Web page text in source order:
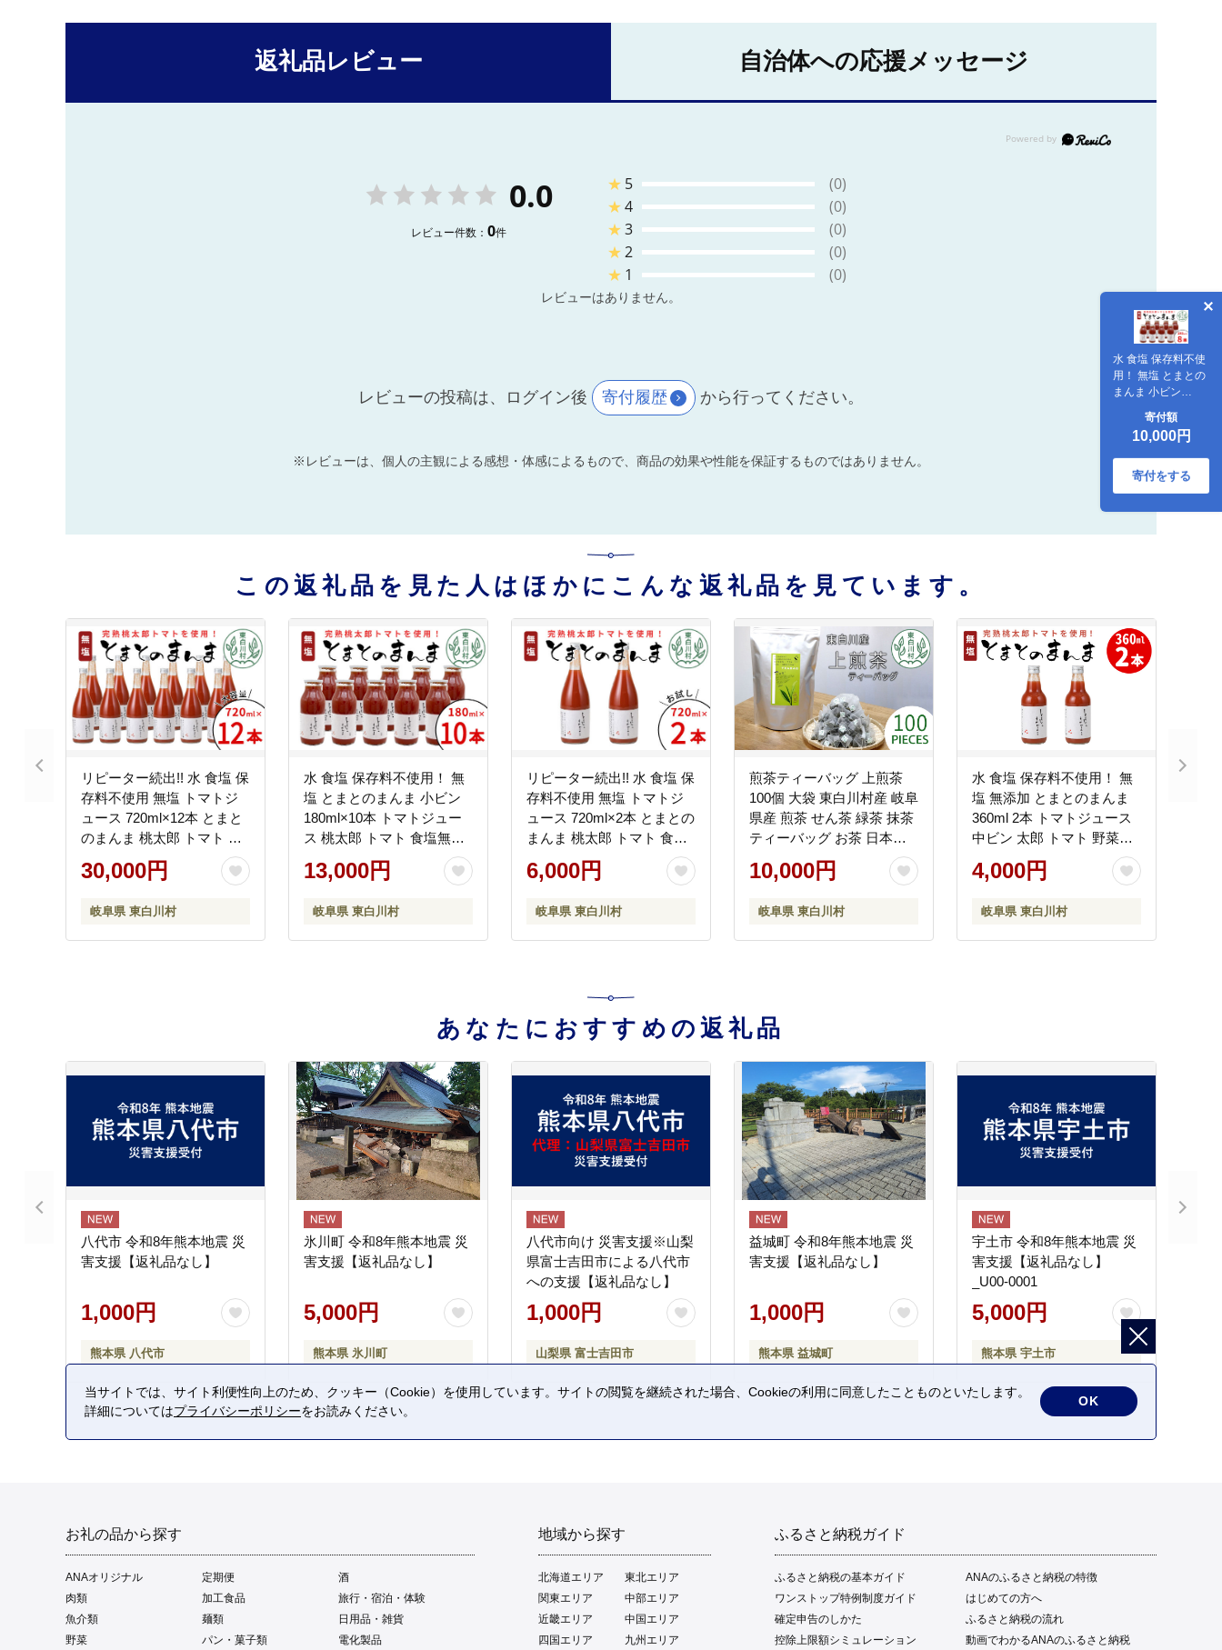
水 食塩 保存料不使
用！ 無塩 とまとの
まんま 小ビン
180ml 8本 東白川
村 トマトジュース
桃太郎 トマト 食塩
無添加 無添加 野菜
ジュース 野菜 トマ
ト100% リコピン
寄付額
10,000円
寄付をする
返礼品レビュー 自治体への応援メッセージ
0.0
レビュー件数： 0件
★ 5
(0)
★4
(0)
★3
(0)
★2
(0)
★ 1 (0)
レビューはありません。
レビューの投稿は、ログイン後 寄付履歴 から行ってください。
※レビューは、個人の主観による感想・体感によるもので、商品の効果や性能を保証するものではありません。
この返礼品を見た人はほかにこんな返礼品を見ています。
リピーター続出!! 水 食塩 保
存料不使用 無塩 トマトジ
ュース 720ml×12本 とまと
のまんま 桃太郎 トマト 食
塩無添加 無添加 野菜ジュ
ース 野菜 トマト100% リコ
し おためし 東白川村
30,000円
岐阜県 東白川村
水 食塩 保存料不使用！ 無
塩 とまとのまんま 小ビン
180ml×10本 トマトジュー
ス 桃太郎 トマト 食塩無添
加 無添加 野菜ジュース 野
菜 トマト100% リコピン 完
ちのこの村
13,000円
岐阜県 東白川村
リピーター続出!! 水 食塩 保
存料不使用 無塩 トマトジ
ュース 720ml×2本 とまとの
まんま 桃太郎 トマト 食塩
無添加 無添加 野菜ジュー
ス 野菜 トマト100% リコピ
おためし 東白川村
6,000円
岐阜県 東白川村
煎茶ティーバッグ 上煎茶
100個 大袋 東白川村産 岐阜
県産 煎茶 せん茶 緑茶 抹茶
ティーバッグ お茶 日本茶
ティーバック ティーパック
ホット アイス 茶広農園
10,000円
岐阜県 東白川村
水 食塩 保存料不使用！ 無
塩 無添加 とまとのまんま
360ml 2本 トマトジュース
中ビン 太郎 トマト 野菜ジ
ュース 食塩無添加 野菜 ト
マト100% リコピン 完熟ト
4,000円
岐阜県 東白川村
あなたにおすすめの返礼品
八代市 令和8年熊本地震 災
害支援【返礼品なし】
1,000円
熊本県 八代市
氷川町 令和8年熊本地震 災
害支援【返礼品なし】
5,000円
熊本県 氷川町
八代市向け 災害支援※山梨
県富士吉田市による八代市
への支援【返礼品なし】
1,000円
山梨県 富士吉田市
益城町 令和8年熊本地震 災
害支援【返礼品なし】
1,000円
熊本県 益城町
宇土市 令和8年熊本地震 災
害支援【返礼品なし】
_U00-0001
5,000円
熊本県 宇土市
お礼の品から探す
ANAオリジナル 定期便
酒
肉類
加工食品
旅行・宿泊・体験
魚介類
麺類
日用品・雑貨
野菜
パン・菓子類 電化製品
地域から探す
北海道エリア
東北エリア
関東エリア
中部エリア
近畿エリア
中国エリア
四国エリア
九州エリア
ふるさと納税ガイド
ふるさと納税の基本ガイド
ANAのふるさと納税の特徴
ワンストップ特例制度ガイド
はじめての方へ
確定申告のしかた
ふるさと納税の流れ
控除上限額シミュレーション
動画でわかるANAのふるさと納税
当サイトでは、サイト利便性向上のため、クッキー（Cookie）を使用しています。サイトの閲覧を継続された場合、Cookieの利用に同意したことものといたします。
詳細についてはプライバシーポリシーをお読みください。
OK